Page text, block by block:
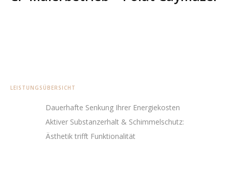
LEISTUNGSÜBERSICHT
Dauerhafte Senkung Ihrer Energiekosten
Aktiver Substanzerhalt & Schimmelschutz:
Ästhetik trifft Funktionalität